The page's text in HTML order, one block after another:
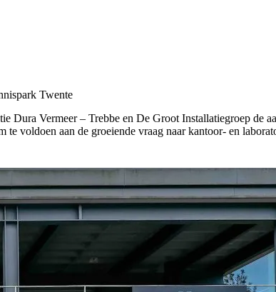
Twente
Dura Vermeer – Trebbe en De Groot Installatiegroep de
te voldoen aan de groeiende vraag naar kantoor- en